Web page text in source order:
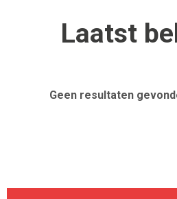
Laatst
Geen resultaten